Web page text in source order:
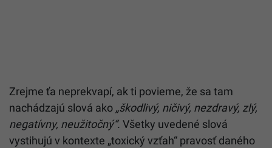
Zrejme ťa neprekvapí, ak ti povieme, že sa tam
nachádzajú slová ako „škodlivý, ničivý, nezdravý, zlý,
negatívny, neužitočný“. Všetky uvedené slová
vystihujú v kontexte „toxický vzťah“ pravosť daného